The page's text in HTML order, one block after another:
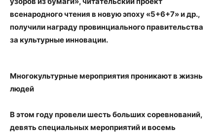
всенародного чтения в новую эпоху «5+6+7» и др.,
получили награду провинциального правительства
за культурные инновации.
Многокультурные мероприятия проникают в жизнь
людей
В этом году провели шесть больших соревнований,
девять специальных мероприятий и восемь